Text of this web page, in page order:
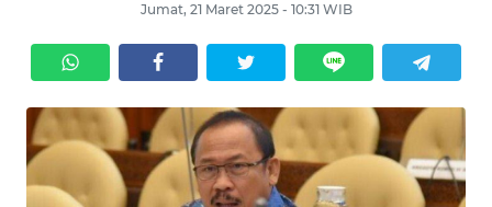
Jumat, 21 Maret 2025 - 10:31 WIB
SERBA-
SERBI
OPINI
Informasi